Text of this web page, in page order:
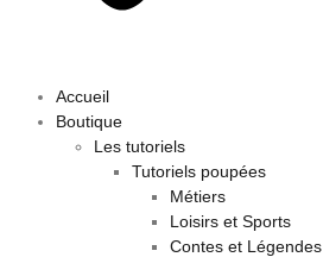
Accueil
Boutique
Les tutoriels
Tutoriels poupées
Métiers
Loisirs et Sports
Contes et Légendes